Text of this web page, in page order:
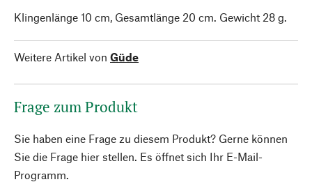
Klingenlänge 10 cm, Gesamtlänge 20 cm. Gewicht 28 g.
Weitere Artikel von Güde
Frage zum Produkt
Sie haben eine Frage zu diesem Produkt? Gerne können
Sie die Frage hier stellen. Es öffnet sich Ihr E-Mail-
Programm.